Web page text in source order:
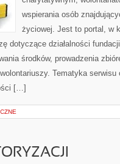
wspierania osób
życiowej. Jest to portal, w
dotyczące działalności
środków, prowadzenia
Tematyka
[…]